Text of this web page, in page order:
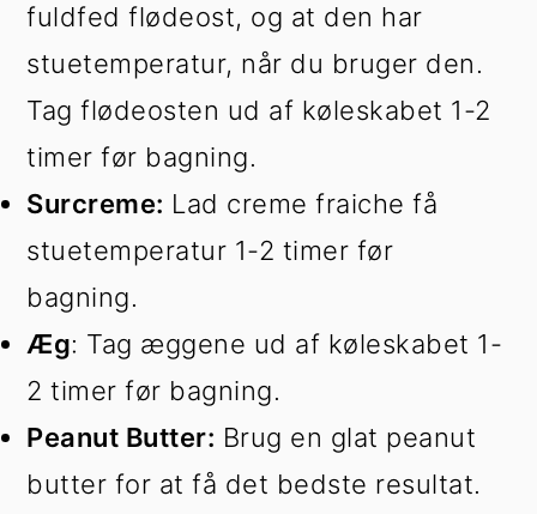
fuldfed flødeost, og at den har
stuetemperatur, når du bruger den.
Tag flødeosten ud af køleskabet 1-2
timer før bagning.
Surcreme: Lad creme fraiche få
stuetemperatur 1-2 timer før
bagning.
Æg: Tag æggene ud af køleskabet 1-
2 timer før bagning.
Peanut Butter: Brug en glat peanut
butter for at få det bedste resultat.